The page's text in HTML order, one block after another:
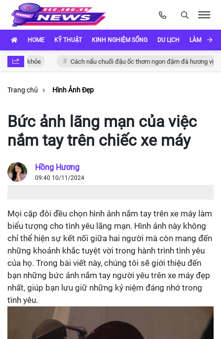
HOME KỸ THUẬT KINH NGHIỆM SỐNG DU LỊCH LÀM ĐẸP
Cách nấu chuối đậu ốc thơm ngon đậm đà hương vị Việt
Trang chủ Hình Ảnh Đẹp
Bức ảnh lãng mạn của việc
nắm tay trên chiếc xe máy
Hồng Hương
09:40 10/11/2024
Mọi cặp đôi đều chọn hình ảnh nắm tay trên xe máy làm
biểu tượng cho tình yêu lãng mạn. Hình ảnh này không
chỉ thể hiện sự kết nối giữa hai người mà còn mang đến
những khoảnh khắc tuyệt vời trong hành trình tình yêu
của họ. Trong bài viết này, chúng tôi sẽ giới thiệu đến
bạn những bức ảnh nắm tay người yêu trên xe máy đẹp
nhất, giúp bạn lưu giữ những kỷ niệm đáng nhớ trong
tình yêu.